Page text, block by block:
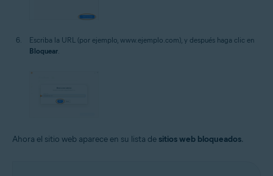
Escriba la URL (por ejemplo, www.ejemplo.com), y después haga clic en
Bloquear.
Ahora el sitio web aparece en su lista de sitios web bloqueados.